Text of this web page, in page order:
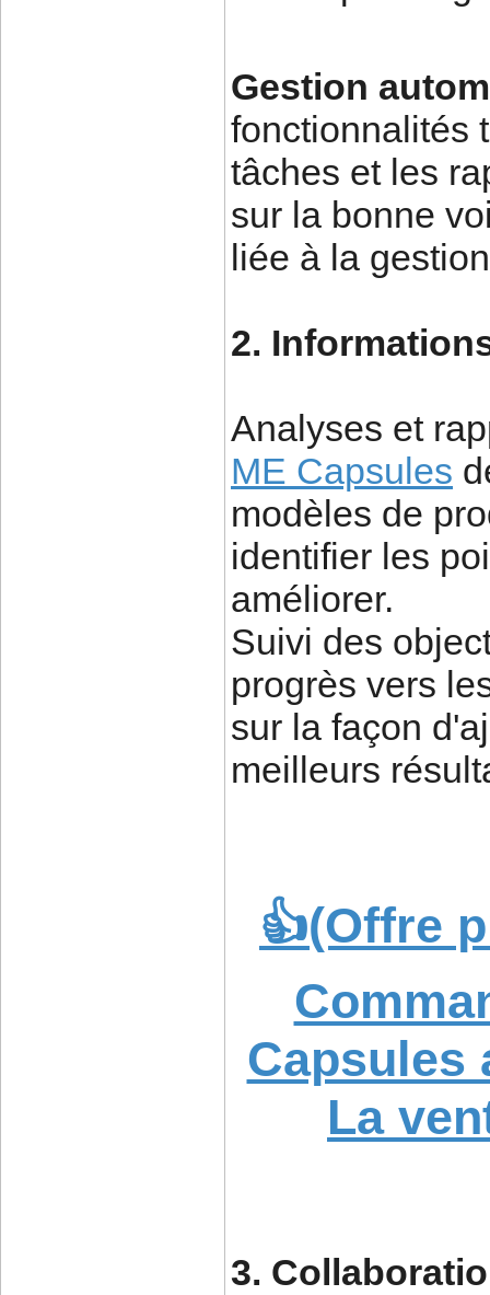
Gestion
fonctionnalités
tâches et les
sur la bonne
liée à la
2.
Analyses et
ME Capsules
modèles de
identifier les
améliorer.
Suivi des
progrès vers
sur la façon
meilleurs
👍(Offre
La
3.